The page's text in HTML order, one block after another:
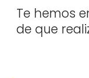
Te hemos
de que